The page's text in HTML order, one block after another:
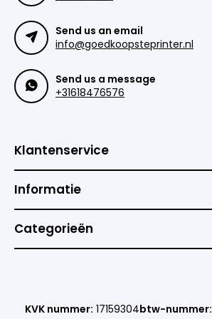
Send us an email
info@goedkoopsteprinter.nl
Send us a message
+31618476576
Klantenservice
Informatie
Categorieën
KVK nummer: 17159304btw-nummer: